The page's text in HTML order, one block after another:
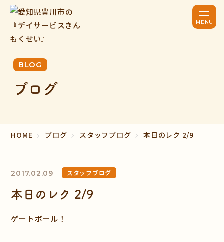
BLOG
ブログ
HOME ブログ スタッフブログ 本日のレク 2/9
2017.02.09 スタッフブログ
本日のレク 2/9
ゲートボール！